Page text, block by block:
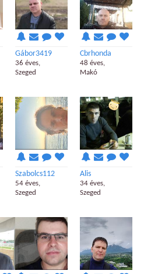
Gábor3419
36 éves,
Szeged
Cbrhonda
48 éves,
Makó
Szabolcs112
54 éves,
Szeged
Alis
34 éves,
Szeged